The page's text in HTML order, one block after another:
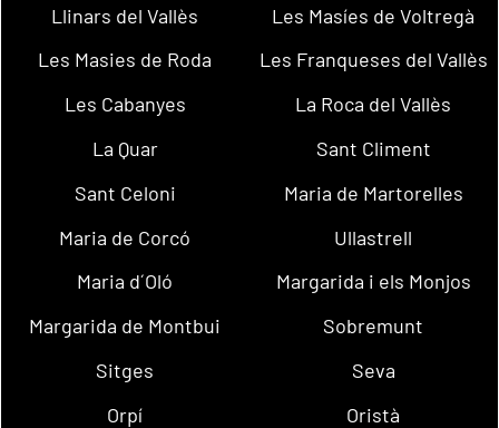
Llinars del Vallès
Les Masíes de Voltregà
Les Masies de Roda
Les Franqueses del Vallès
Les Cabanyes
La Roca del Vallès
La Quar
Sant Climent
Sant Celoni
Maria de Martorelles
Maria de Corcó
Ullastrell
Maria d´Oló
Margarida i els Monjos
Margarida de Montbui
Sobremunt
Sitges
Seva
Orpí
Oristà